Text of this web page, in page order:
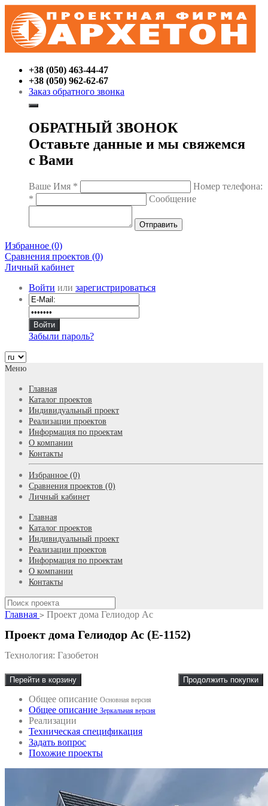
+38 (050) 463-44-47
+38 (050) 962-62-67
Заказ обратного звонка
ОБРАТНЫЙ ЗВОНОК
Оставьте данные и мы свяжемся
с Вами
Ваше Имя *
Номер телефона:
*
Сообщение
Избранное (0)
Сравнения проектов (0)
Личный кабинет
Войти или зарегистрироваться
Забыли пароль?
Меню
Главная
Каталог проектов
Индивидуальный проект
Реализации проектов
Информация по проектам
О компании
Контакты
Избранное (0)
Сравнения проектов (0)
Личный кабинет
Главная
Каталог проектов
Индивидуальный проект
Реализации проектов
Информация по проектам
О компании
Контакты
Главная > Проект дома Гелиодор Ас
Проект дома Гелиодор Ас (E-1152)
Технология: Газобетон
Перейти в корзину Продолжить покупки
Общее описание Основная версия
Общее описание Зеркальная версия
Реализации
Техническая спецификация
Задать вопрос
Похожие проекты